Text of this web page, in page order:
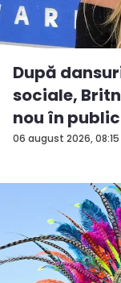
06 august 2026, 08:15
După
sociale,
nou în
î...